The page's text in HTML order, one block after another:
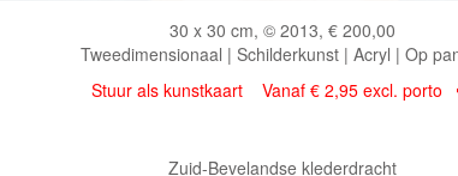
30 x 30 cm, © 2013, € 200,00
Tweedimensionaal | Schilderkunst | Acryl | Op
Stuur als kunstkaart Vanaf € 2,95 excl. porto
Zuid-Bevelandse klederdracht